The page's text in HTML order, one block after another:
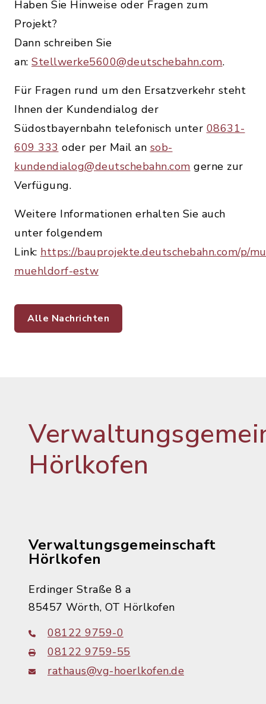
Haben Sie Hinweise oder Fragen zum
Projekt?
Dann schreiben Sie
an: Stellwerke5600@deutschebahn.com.
Für Fragen rund um den Ersatzverkehr steht
Ihnen der Kundendialog der
Südostbayernbahn telefonisch unter 08631-
609 333 oder per Mail an sob-
kundendialog@deutschebahn.com gerne zur
Verfügung.
Weitere Informationen erhalten Sie auch
unter folgendem
Link: https://bauprojekte.deutschebahn.com/p/
muehldorf-estw
Alle Nachrichten
Hörlkofen
Verwaltungsgemeinschaft
Hörlkofen
Erdinger Straße 8 a
85457 Wörth, OT Hörlkofen
08122 9759-0
08122 9759-55
rathaus@vg-hoerlkofen.de